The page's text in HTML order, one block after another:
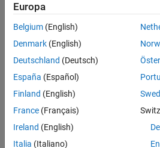
Guardar
empleos
seleccionados
No se
han
traducido
todos
los
empleos.
Busque
Europa
Belgium (English)
Denmark (English)
Deutschland (Deutsch)
España (Español)
Finland (English)
France (Français)
Ireland (English)
Italia (Italiano)